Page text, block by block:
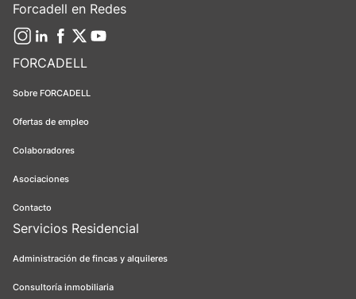
FORCADELL
Sobre FORCADELL
Ofertas de empleo
Colaboradores
Asociaciones
Contacto
Servicios Residencial
Administración de fincas y alquileres
Consultoría inmobiliaria
Forcadell en Redes